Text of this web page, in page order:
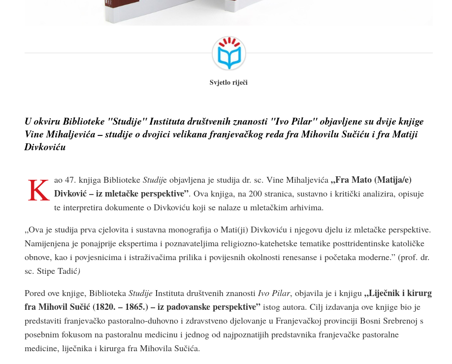
Svjetlo riječi
U okviru Biblioteke "Studije" Instituta društvenih znanosti "Ivo Pilar" objavljene su dvije knjige
Vine Mihaljevića – studije o dvojici velikana franjevačkog reda fra Mihovilu Sučiću i fra Matiji
Divkoviću
K ao 47. knjiga BibliotekeStudije objavljena je studija dr. sc. Vine Mihaljevića„Fra Mato (Matija/e)
Divković – iz mletačke perspektive”. Ova knjiga, na 200 stranica, sustavno i kritički analizira, opisuje
te interpretira dokumente o Divkoviću koji se nalaze u mletačkim arhivima.
„Ova je studija prva cjelovita i sustavna monografija o Mati(ji) Divkoviću i njegovu djelu iz mletačke perspektive.
Namijenjena je ponajprije ekspertima i poznavateljima religiozno-katehetske tematike posttridentinske katoličke
obnove, kao i povjesnicima i istraživačima prilika i povijesnih okolnosti renesanse i početaka moderne.” (prof. dr.
sc. Stipe Tadić)
Pored ove knjige, Biblioteka Studije Instituta društvenih znanosti Ivo Pilar, objavila je i knjigu „Liječnik i kirurg
fra Mihovil Sučić (1820. – 1865.) – iz padovanske perspektive” istog autora. Cilj izdavanja ove knjige bio je
predstaviti franjevačko pastoralno-duhovno i zdravstveno djelovanje u Franjevačkoj provinciji Bosni Srebrenoj s
posebnim fokusom na pastoralnu medicinu i jednog od najpoznatijih predstavnika franjevačke pastoralne
medicine, liječnika i kirurga fra Mihovila Sučića.